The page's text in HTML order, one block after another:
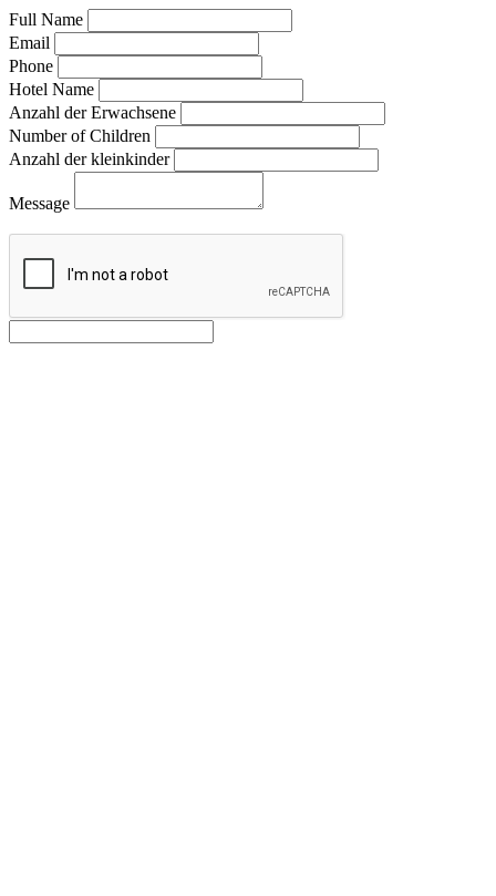
Full Name
Email
Phone
Hotel Name
Anzahl der Erwachsene
Number of Children
Anzahl der kleinkinder
Message